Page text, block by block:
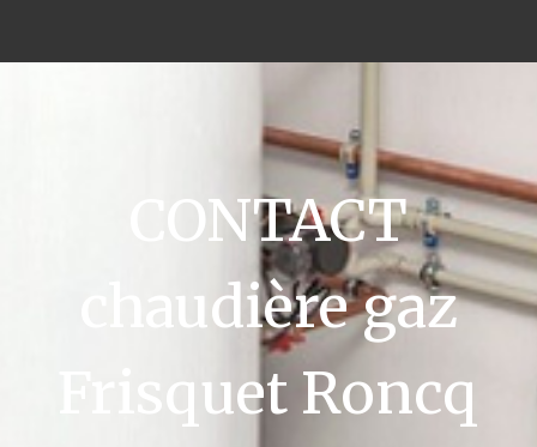
CONTACT
chaudière gaz
Frisquet Roncq